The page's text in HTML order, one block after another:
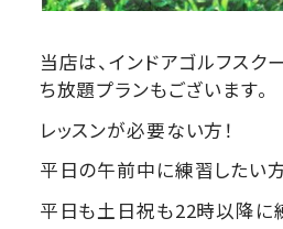
当店は、インドアゴルフスク
ち放題プランもございます。
レッスンが必要ない方！
平日の午前中に練習したい方
平日も土日祝も22時以降に